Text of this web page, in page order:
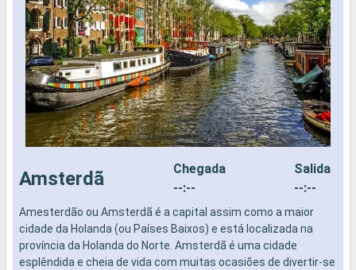
Amsterdã
Chegada
--:--
Salida
--:--
Amesterdão ou Amsterdã é a capital assim como a maior
cidade da Holanda (ou Países Baixos) e está localizada na
província da Holanda do Norte. Amsterdã é uma cidade
esplêndida e cheia de vida com muitas ocasiões de divertir-se